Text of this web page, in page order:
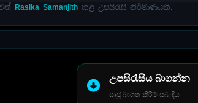
Rasika Samanjith කළ උපසිරැසි නිර්මාණයකි.
උපසිරැසිය බාගන්න
සෘජු බාගත කිරීම් සබැඳිය